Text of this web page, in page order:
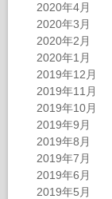
2020年4月
2020年3月
2020年2月
2020年1月
2019年12月
2019年11月
2019年10月
2019年9月
2019年8月
2019年7月
2019年6月
2019年5月